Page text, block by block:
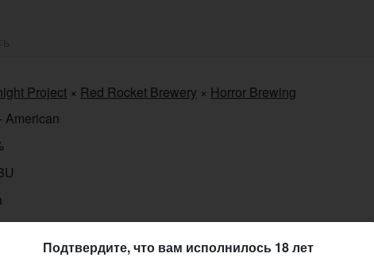
Project × Red Rocket Brewery × Horror Brewing
American
Подтвердите, что вам исполнилось 18 лет